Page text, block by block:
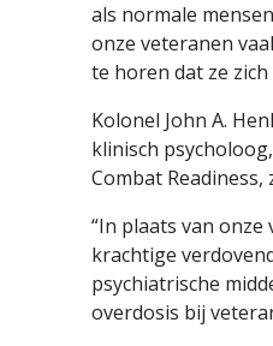
als normale
onze veteranen
te horen dat ze
Kolonel John A.
klinisch
Combat Readiness,
“In plaats van
krachtige
psychiatrische
overdosis bij